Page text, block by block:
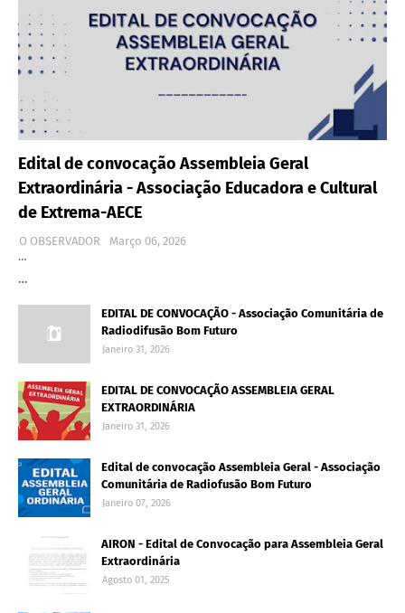
Edital de convocação Assembleia Geral
Extraordinária - Associação Educadora e Cultural
de Extrema-AECE
O OBSERVADOR
Março 06, 2026
…
…
EDITAL DE CONVOCAÇÃO - Associação Comunitária de
Radiodifusão Bom Futuro
Janeiro 31, 2026
EDITAL DE CONVOCAÇÃO ASSEMBLEIA GERAL
EXTRAORDINÁRIA
Janeiro 31, 2026
Edital de convocação Assembleia Geral - Associação
Comunitária de Radiofusão Bom Futuro
Janeiro 07, 2026
AIRON - Edital de Convocação para Assembleia Geral
Extraordinária
Agosto 01, 2025